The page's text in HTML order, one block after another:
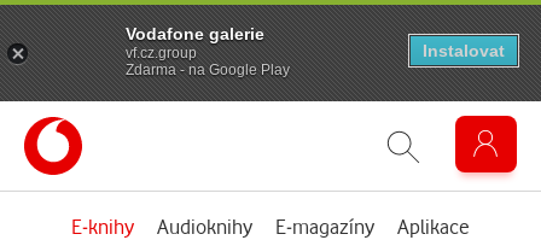
E-knihy Audioknihy E-magazíny Aplikace
Vodafone galerie
vf.cz.group
Zdarma - na Google Play
Instalovat